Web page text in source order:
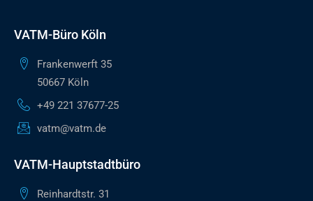
VATM-Büro Köln
Frankenwerft 35
50667 Köln
+49 221 37677-25
vatm@vatm.de
VATM-Hauptstadtbüro
Reinhardtstr. 31